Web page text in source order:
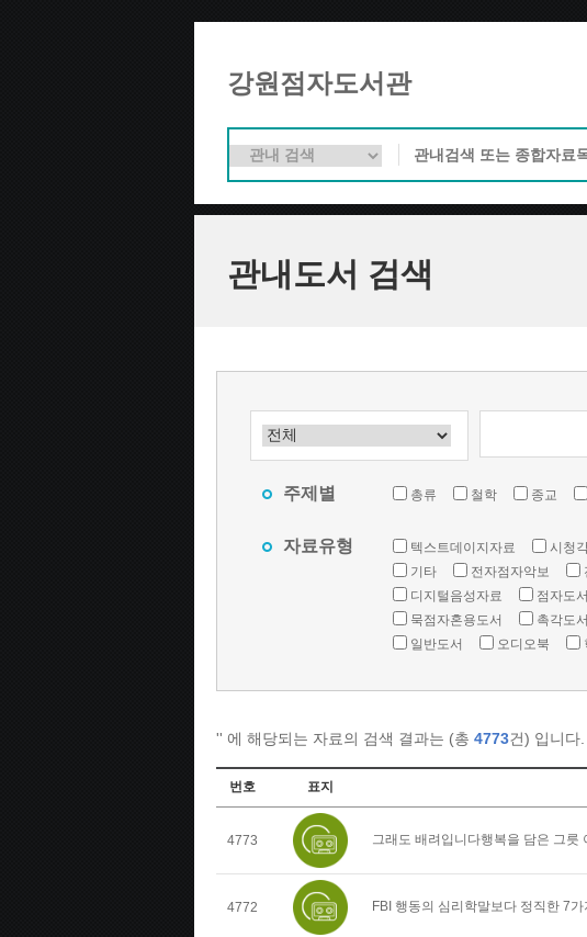
강원점자도서관
관내도서 검색
주제별 총류 철학 종교
자료유형 텍스트데이지자료 시청
기타
전자점자악보
디지털음성자료
점자도서
묵점자혼용도서
촉각도서
일반도서
오디오북
'' 에 해당되는 자료의 검색 결과는 (총 4773건) 입니다.
번호 표지
4773 그래도 배려입니다행복을 담은 그릇
4772 FBI 행동의 심리학말보다 정직한 7가